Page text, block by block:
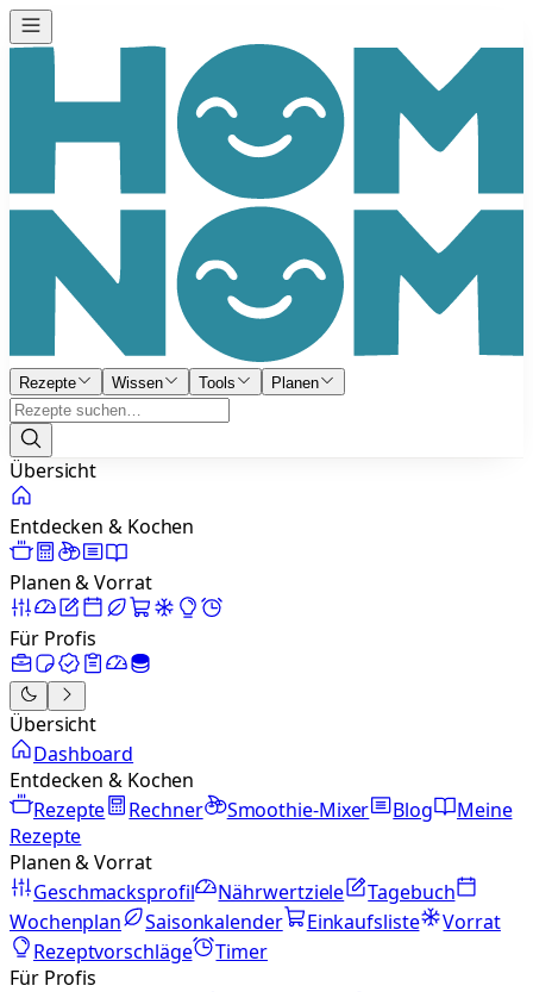
Rezepte Wissen Tools Planen
Übersicht
Entdecken & Kochen
Planen & Vorrat
Für Profis
Übersicht
Dashboard
Entdecken & Kochen
Rezepte
Rechner Smoothie-Mixer Blog
Meine
Rezepte
Planen & Vorrat
Geschmacksprofil
Nährwertziele
Tagebuch
Wochenplan
Saisonkalender Einkaufsliste
Vorrat
Rezeptvorschläge
Timer
Für Profis